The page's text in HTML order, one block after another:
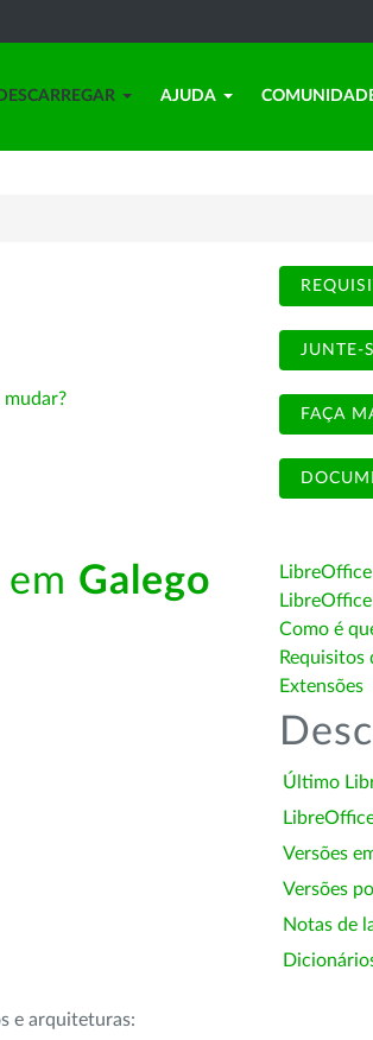
DESCARREGAR AJUDA
mudar?
Galego
e arquiteturas:
JUNTE-
FAÇA
Como é
Requisitos
Extensões
Último
Versões
Versões
Notas de